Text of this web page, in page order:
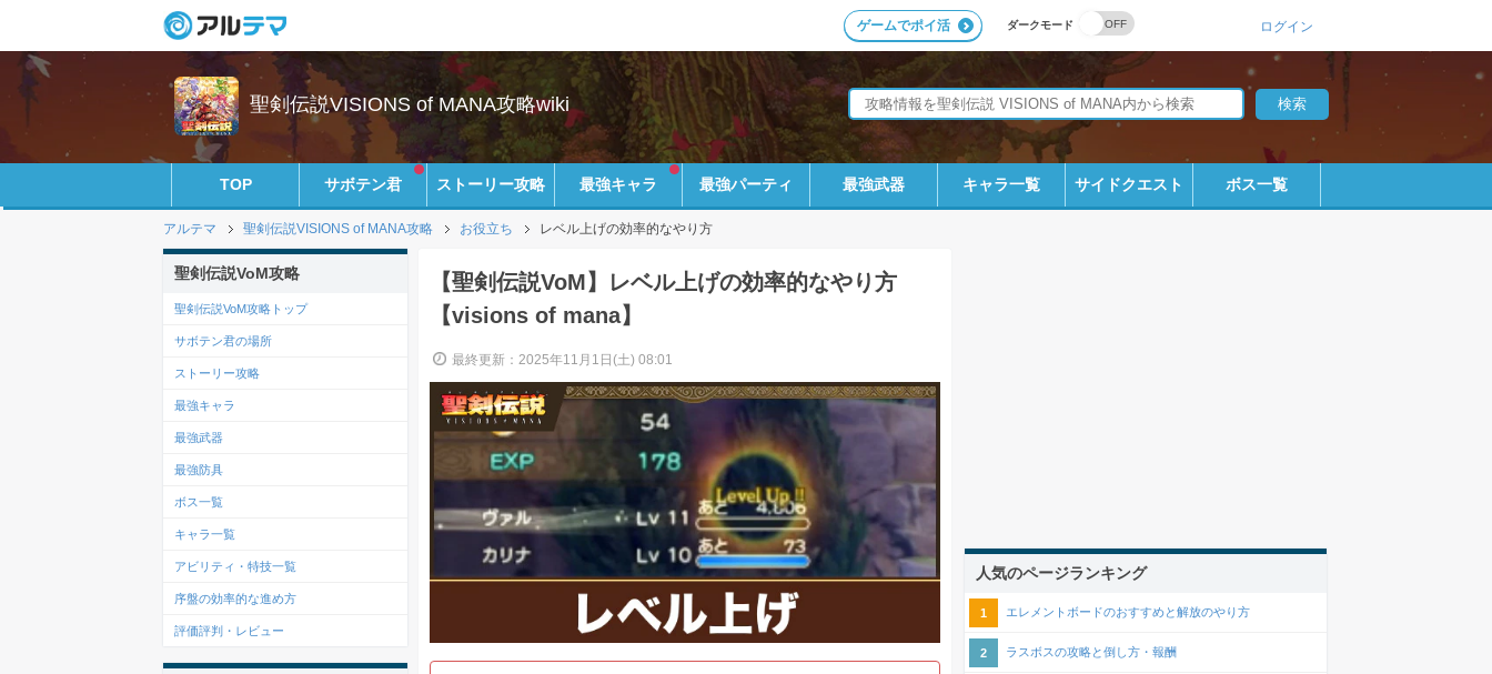
ダークモード
ゲームでポイ活 ログイン
聖剣伝説VISIONS of MANA攻略wiki
TOP サボテン君 ストーリー攻略 最強キャラ 最強パーティ 最強武器 キャラ一覧 サイドクエスト ボス一覧
アルテマ 聖剣伝説VISIONS of MANA攻略 お役立ち レベル上げの効率的なやり方
【聖剣伝説VoM】レベル上げの効率的なやり方
【visions of mana】
最終更新：2025年11月1日(土) 08:01
聖剣伝説VoM攻略
聖剣伝説VoM攻略トップ
サボテン君の場所
ストーリー攻略
最強キャラ
最強武器
最強防具
ボス一覧
キャラ一覧
アビリティ・特技一覧
序盤の効率的な進め方
評価評判・レビュー
人気のページランキング
エレメントボードのおすすめと解放のやり方
ラスボスの攻略と倒し方・報酬